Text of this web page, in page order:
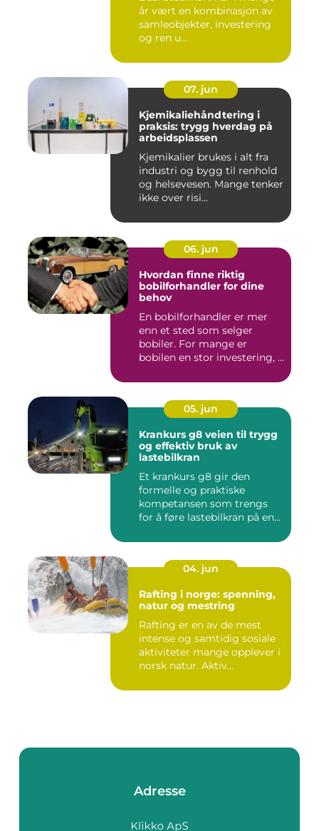
år vært en kombinasjon av
samleobjekter, investering
og ren u...
07. jun
Kjemikaliehåndtering i
praksis: trygg hverdag på
arbeidsplassen
Kjemikalier brukes i alt fra
industri og bygg til renhold
og helsevesen. Mange tenker
ikke over risi...
06. jun
Hvordan finne riktig
bobilforhandler for dine
behov
En bobilforhandler er mer
enn et sted som selger
bobiler. For mange er
bobilen en stor investering, ...
05. jun
Krankurs g8 veien til trygg
og effektiv bruk av
lastebilkran
Et krankurs g8 gir den
formelle og praktiske
kompetansen som trengs
for å føre lastebilkran på en
04. jun
Rafting i norge: spenning,
natur og mestring
Rafting er en av de mest
intense og samtidig sosiale
aktiviteter mange opplever i
norsk natur. Aktiv...
Adresse